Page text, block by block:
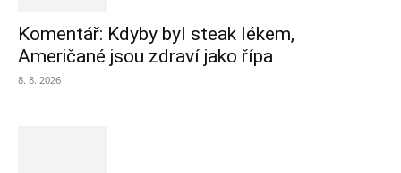
Komentář: Kdyby byl steak lékem,
Američané jsou zdraví jako řípa
8. 8. 2026